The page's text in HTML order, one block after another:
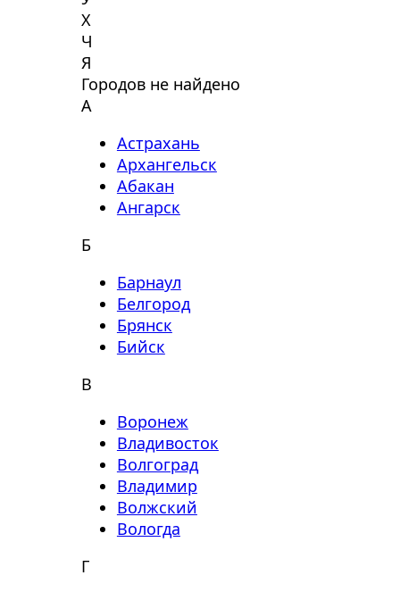
Х
Ч
Я
Городов не найдено
А
Астрахань
Архангельск
Абакан
Ангарск
Б
Барнаул
Белгород
Брянск
Бийск
В
Воронеж
Владивосток
Волгоград
Владимир
Волжский
Вологда
Г